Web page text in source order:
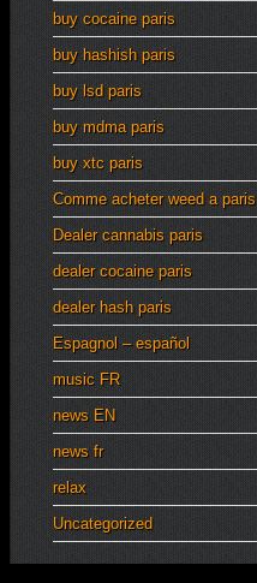
buy cocaine paris
buy hashish paris
buy lsd paris
buy mdma paris
buy xtc paris
Comme acheter weed a paris
Dealer cannabis paris
dealer cocaine paris
dealer hash paris
Espagnol – español
music FR
news EN
news fr
relax
Uncategorized